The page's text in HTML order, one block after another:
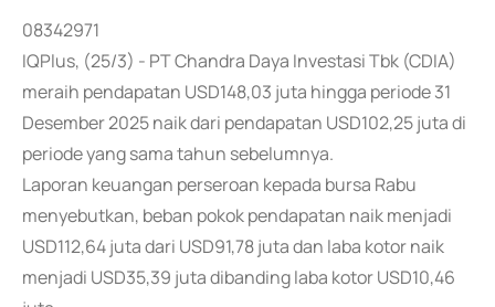
08342971
IQPlus, (25/3) - PT Chandra Daya Investasi Tbk (CDIA)
meraih pendapatan USD148,03 juta hingga periode 31
Desember 2025 naik dari pendapatan USD102,25 juta di
periode yang sama tahun sebelumnya.
Laporan keuangan perseroan kepada bursa Rabu
menyebutkan, beban pokok pendapatan naik menjadi
USD112,64 juta dari USD91,78 juta dan laba kotor naik
menjadi USD35,39 juta dibanding laba kotor USD10,46